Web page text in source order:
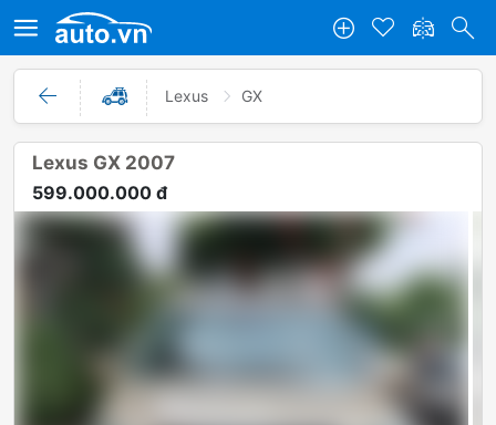
Lexus GX
Lexus GX 2007
599.000.000 đ